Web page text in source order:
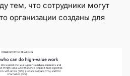
тем, что сотрудники могут
организации созданы для